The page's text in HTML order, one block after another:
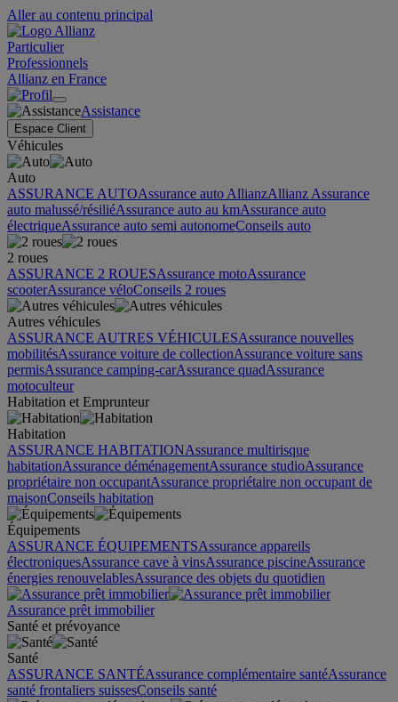
Aller au contenu principal
Particulier
Professionnels
Allianz en France
Assistance
Espace Client
Véhicules
Auto
ASSURANCE AUTOAssurance auto AllianzAllianz Assurance
auto malussé/résiliéAssurance auto au kmAssurance auto
électriqueAssurance auto semi autonomeConseils auto
2 roues
ASSURANCE 2 ROUESAssurance motoAssurance
scooterAssurance véloConseils 2 roues
Autres véhicules
ASSURANCE AUTRES VÉHICULESAssurance nouvelles
mobilitésAssurance voiture de collectionAssurance voiture sans
permisAssurance camping-carAssurance quadAssurance
motoculteur
Habitation et Emprunteur
Habitation
ASSURANCE HABITATIONAssurance multirisque
habitationAssurance déménagementAssurance studioAssurance
propriétaire non occupantAssurance propriétaire non occupant de
maisonConseils habitation
Équipements
ASSURANCE ÉQUIPEMENTSAssurance appareils
électroniquesAssurance cave à vinsAssurance piscineAssurance
énergies renouvelablesAssurance des objets du quotidien
Assurance prêt immobilier
Santé et prévoyance
Santé
ASSURANCE SANTÉAssurance complémentaire santéAssurance
santé frontaliers suissesConseils santé